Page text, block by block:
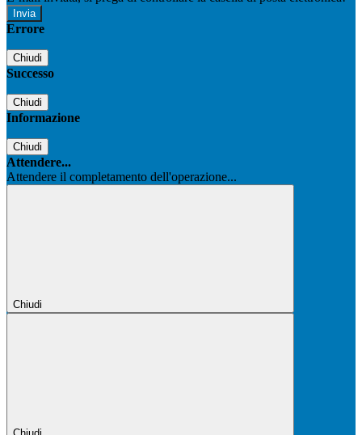
Errore
Chiudi
Successo
Chiudi
Informazione
Chiudi
Attendere...
Attendere il completamento dell'operazione...
Chiudi